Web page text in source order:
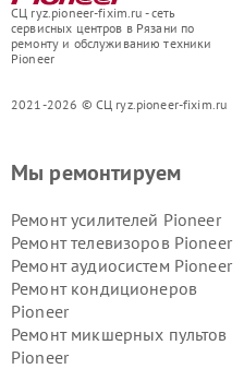
СЦ ryz.pioneer-fixim.ru - сеть
сервисных центров в Рязани по
ремонту и обслуживанию техники
Pioneer
2021-2026 © СЦ ryz.pioneer-fixim.ru
Мы ремонтируем
Ремонт усилителей Pioneer
Ремонт телевизоров Pioneer
Ремонт аудиосистем Pioneer
Ремонт кондиционеров
Pioneer
Ремонт микшерных пультов
Pioneer